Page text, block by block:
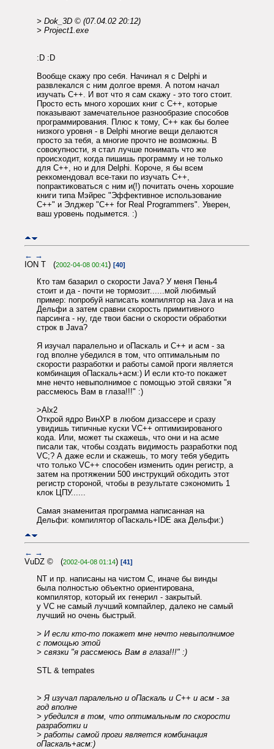
> Dok_3D © (07.04.02 20:12)
> Project1.exe
:D :D
Вообще скажу про себя. Начинал я с Delphi и
развлекался с ним долгое время. А потом начал
изучать С++. И вот что я сам скажу - это того стоит.
Просто есть много хороших книг с С++, которые
показывают замечательное разнообразие способов
программирования. Плюс к тому, С++ как бы более
низкого уровня - в Delphi многие вещи делаются
просто за тебя, а многие прочто не возможны. В
совокупности, я стал лучше понимать что же
происходит, когда пишишь программу и не только
для С++, но и для Delphi. Короче, я бы всем
реккомендовал все-таки по изучать С++,
попрактиковаться с ним и(!) почитать очень хорошие
книги типа Мэйрес "Эффективное использование
С++" и Элджер "С++ for Real Programmers". Уверен,
ваш уровень подымется. :)
← →
ION T (2002-04-08 00:41) [40]
Кто там базарил о скорости Java? У меня Пень4
стоит и да - почти не тормозит......мой любимый
пример: попробуй написать компилятор на Java и на
Дельфи а затем сравни скорость примитивного
парсинга - ну, где твои басни о скорости обработки
строк в Java?
Я изучал паралельно и оПаскаль и С++ и асм - за
год вполне убедился в том, что оптимальным по
скорости разработки и работы самой проги является
комбинация оПаскаль+асм:) И если кто-то покажет
мне нечто невыполнимое с помощью этой связки "я
рассмеюсь Вам в глаза!!!" :)
>Alx2
Открой ядро ВинХР в любом дизассере и сразу
увидишь типичные куски VС++ оптимизированого
кода. Или, может ты скажешь, что они и на асме
писали так, чтобы создать видимость разработки под
VC;? А даже если и скажешь, то могу тебя убедить
что только VС++ способен изменить один регистр, а
затем на протяжении 500 инструкций обходить этот
регистр стороной, чтобы в результате сэкономить 1
клок ЦПУ......
Самая знаменитая программа написанная на
Дельфи: компилятор оПаскаль+IDE ака Дельфи:)
← →
VuDZ © (2002-04-08 01:14) [41]
NT и пр. написаны на чистом С, иначе бы винды
была полностью объектно ориентирована,
компилятор, который их генерил - закрытый.
у VC не самый лучший компайлер, далеко не самый
лучший но очень быстрый.
> И если кто-то покажет мне нечто невыполнимое
с помощью этой
> связки "я рассмеюсь Вам в глаза!!!" :)
STL & tempates
> Я изучал паралельно и оПаскаль и С++ и асм - за
год вполне
> убедился в том, что оптимальным по скорости
разработки и
> работы самой проги является комбинация
оПаскаль+асм:)